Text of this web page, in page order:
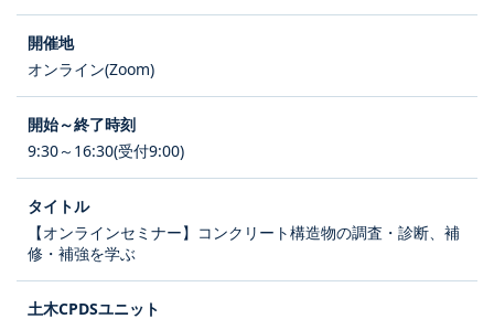
オンライン(Zoom)
9:30～16:30(受付9:00)
【オンラインセミナー】コンクリート構造物の調査・診断、補
修・補強を学ぶ